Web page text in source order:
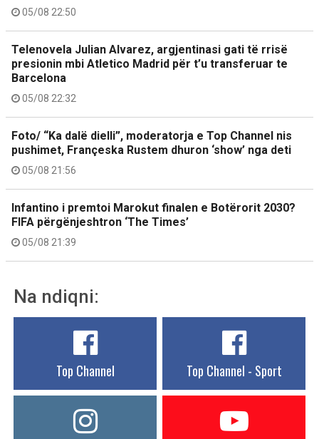
05/08 22:50
Telenovela Julian Alvarez, argjentinasi gati të rrisë
presionin mbi Atletico Madrid për t’u transferuar te
Barcelona
05/08 22:32
Foto/ “Ka dalë dielli”, moderatorja e Top Channel nis
pushimet, Françeska Rustem dhuron ‘show’ nga deti
05/08 21:56
Infantino i premtoi Marokut finalen e Botërorit 2030?
FIFA përgënjeshtron ‘The Times’
05/08 21:39
Na ndiqni:
Top Channel Top Channel - Sport